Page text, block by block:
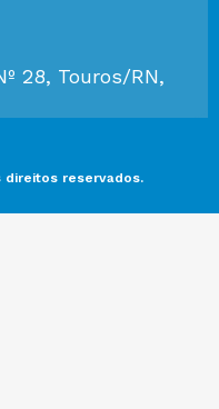
28, Touros/RN,
direitos reservados.